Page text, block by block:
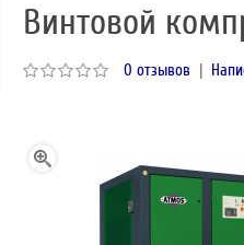
Винтовой
0 отзывов |